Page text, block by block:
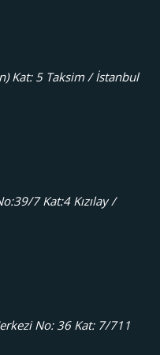
Kat: 5 Taksim / İstanbul
7 Kat:4 Kızılay /
No: 36 Kat: 7/711